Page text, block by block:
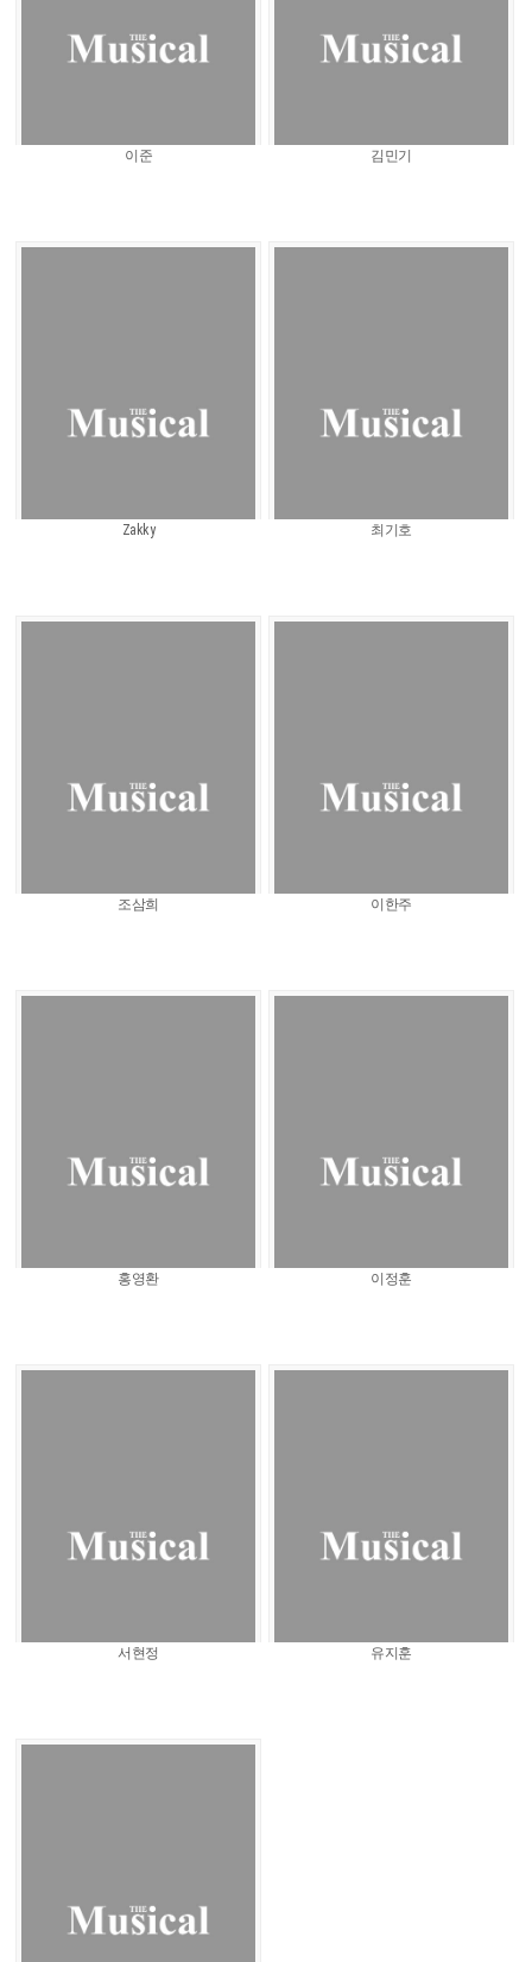
이준 김민기
Zakky 최기호
조삼희 이한주
홍영환 이정훈
서현정 유지훈